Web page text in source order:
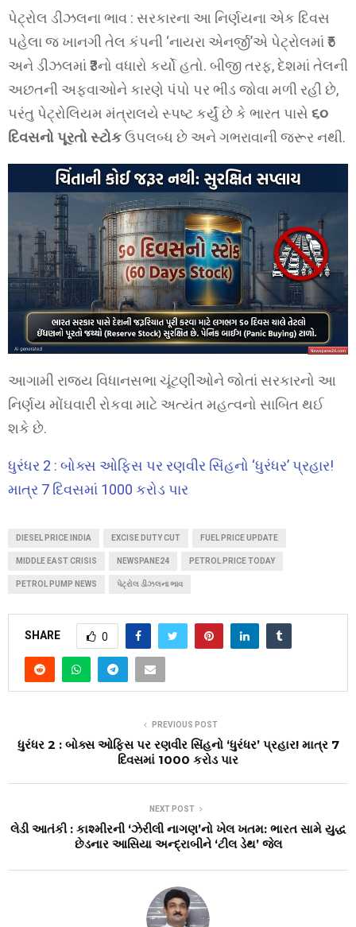
પેટ્રોલ ડીઝલના ભાવ : સરકારના આ નિર્ણયના એક દિવસ
પહેલા જ ખાનગી તેલ કંપની ‘નાયરા એનર્જી’એ પેટ્રોલમાં ₹5
અને ડીઝલમાં ₹3નો વધારો કર્યો હતો. બીજી તરફ, દેશમાં તેલની
અછતની અફવાઓને કારણે પંપો પર ભીડ જોવા મળી રહી છે,
પરંતુ પેટ્રોલિયમ મંત્રાલયે સ્પષ્ટ કર્યું છે કે ભારત પાસે ૬૦
દિવસનો પૂરતો સ્ટોકઉપલબ્ધ છે અને ગભરાવાની જરૂર નથી.
આગામી રાજ્ય વિધાનસભા ચૂંટણીઓને જોતાં સરકારનો આ
નિર્ણય મોંઘવારી રોકવા માટે અત્યંત મહત્વનો સાબિત થઈ
શકે છે.
ધુરંધર 2 : બોક્સ ઓફિસ પર રણવીર સિંહનો ‘ધુરંધર’ પ્રહાર!
માત્ર 7 દિવસમાં 1000 કરોડ પાર
DIESEL PRICE INDIA EXCISE DUTY CUT FUEL PRICE UPDATE
MIDDLE EAST CRISIS NEWSPANE24 PETROL PRICE TODAY
PETROL PUMP NEWS પેટ્રોલ ડીઝલના ભાવ
SHARE 0
PREVIOUS POST
ધુરંધર 2 : બોક્સ ઓફિસ પર રણવીર સિંહનો ‘ધુરંધર’ પ્રહાર! માત્ર 7
દિવસમાં 1000 કરોડ પાર
NEXT POST
લેડી આતંકી : કાશ્મીરની ‘ઝેરીલી નાગણ’નો ખેલ ખતમ: ભારત સામે યુદ્ધ
છેડનાર આસિયા અન્દ્રાબીને ‘ટીલ ડેથ’ જેલ